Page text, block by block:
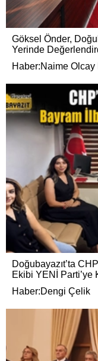
Göksel Önder,
Yerinde
Haber:Naime Olcay
Doğubayazıt’ta
Ekibi YENİ Parti’ye
Haber:Dengi Çelik